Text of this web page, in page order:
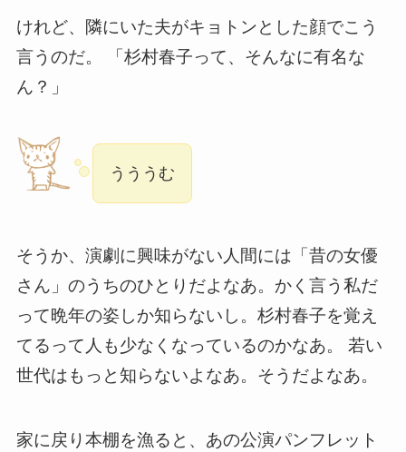
けれど、隣にいた夫がキョトンとした顔でこう
言うのだ。 「杉村春子って、そんなに有名な
ん？」
うううむ
そうか、演劇に興味がない人間には「昔の女優
さん」のうちのひとりだよなあ。かく言う私だ
って晩年の姿しか知らないし。杉村春子を覚え
てるって人も少なくなっているのかなあ。 若い
世代はもっと知らないよなあ。そうだよなあ。
家に戻り本棚を漁ると、あの公演パンフレット